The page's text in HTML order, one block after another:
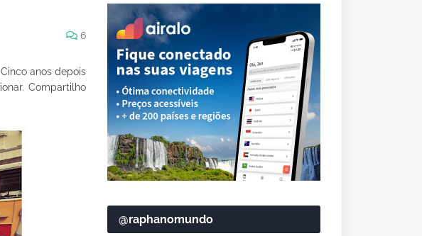
6
anos depois
Compartilho
@raphanomundo